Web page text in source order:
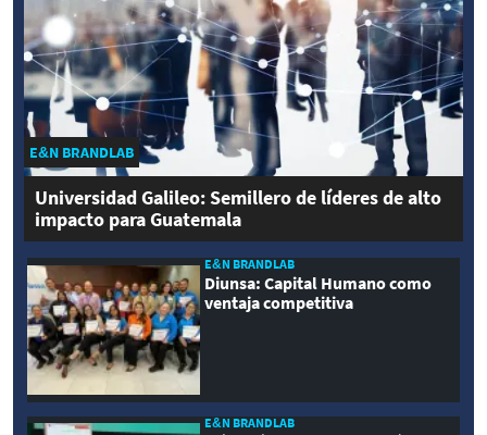
E&N BRANDLAB
Universidad Galileo: Semillero de líderes de alto
impacto para Guatemala
E&N BRANDLAB
Diunsa: Capital Humano como
ventaja competitiva
E&N BRANDLAB